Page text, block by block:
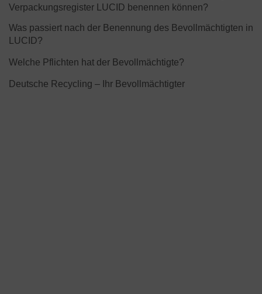
Verpackungsregister LUCID benennen können?
Was passiert nach der Benennung des Bevollmächtigten in
LUCID?
Welche Pflichten hat der Bevollmächtigte?
Deutsche Recycling – Ihr Bevollmächtigter